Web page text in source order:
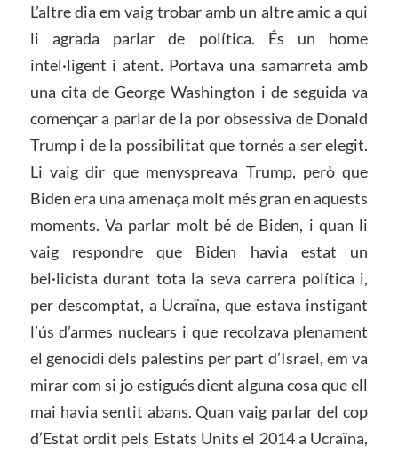
L’altre dia em vaig trobar amb un altre amic a qui
li agrada parlar de política. És un home
intel·ligent i atent. Portava una samarreta amb
una cita de George Washington i de seguida va
començar a parlar de la por obsessiva de Donald
Trump i de la possibilitat que tornés a ser elegit.
Li vaig dir que menyspreava Trump, però que
Biden era una amenaça molt més gran en aquests
moments. Va parlar molt bé de Biden, i quan li
vaig respondre que Biden havia estat un
bel·licista durant tota la seva carrera política i,
per descomptat, a Ucraïna, que estava instigant
l’ús d’armes nuclears i que recolzava plenament
el genocidi dels palestins per part d’Israel, em va
mirar com si jo estigués dient alguna cosa que ell
mai havia sentit abans. Quan vaig parlar del cop
d’Estat ordit pels Estats Units el 2014 a Ucraïna,